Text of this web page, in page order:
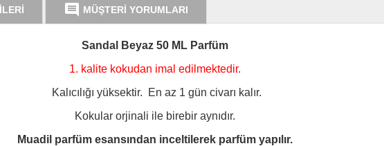
comment MÜŞTERİ YORUMLARI
Sandal Beyaz 50 ML Parfüm
1. kalite kokudan imal edilmektedir.
Kalıcılığı yüksektir. En az 1 gün civarı kalır.
Kokular orjinali ile birebir aynıdır.
Muadil parfüm esansından inceltilerek parfüm yapılır.